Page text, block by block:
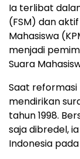
Ia terlibat
(FSM) dan
Mahasiswa
menjadi
Suara
Saat reformasi
mendirikan
tahun 1998.
saja dibredel,
Indonesia